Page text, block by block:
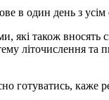
в один день з
які також
літочислення
готуватись, каже